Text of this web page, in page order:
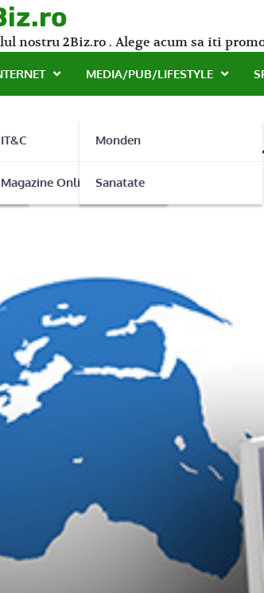
nostru 2Biz.ro . Alege acum sa iti
IT&C
Magazine Online
MEDIA/PUB/LIFESTYLE
Monden
Sanatate
si nevoia de